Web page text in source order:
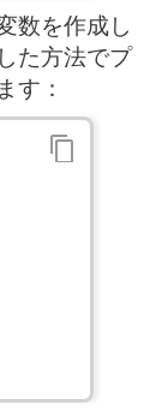
数を作成し
た方法でプ
す：